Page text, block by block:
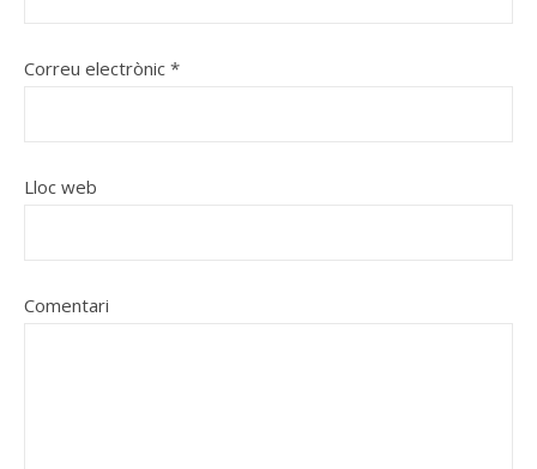
Correu electrònic *
Lloc web
Comentari